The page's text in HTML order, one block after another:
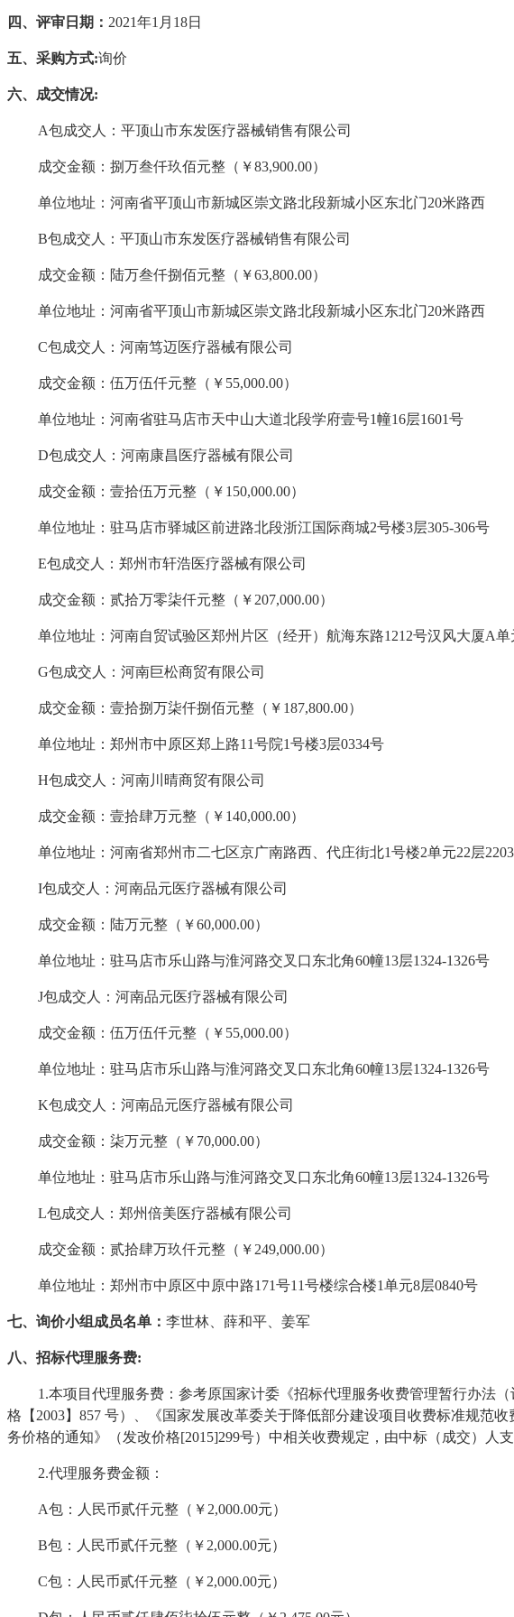
四、评审日期： 2021年1月18日
五、采购方式:询价
六、成交情况:
A包成交人：平顶山市东发医疗器械销售有限公司
成交金额：捌万叁仟玖佰元整（￥83,900.00）
单位地址：河南省平顶山市新城区崇文路北段新城小区东北门20米路西
B包成交人：平顶山市东发医疗器械销售有限公司
成交金额：陆万叁仟捌佰元整（￥63,800.00）
单位地址：河南省平顶山市新城区崇文路北段新城小区东北门20米路西
C包成交人：河南笃迈医疗器械有限公司
成交金额：伍万伍仟元整（￥ 55,000.00）
单位地址：河南省驻马店市天中山大道北段学府壹号1幢16层1601号
D包成交人：河南康昌医疗器械有限公司
成交金额：壹拾伍万元整（￥ 150,000.00）
单位地址：驻马店市驿城区前进路北段浙江国际商城2号楼3层305-306号
E包成交人：郑州市轩浩医疗器械有限公司
成交金额：贰拾万零柒仟元整（￥ 207,000.00）
单位地址：河南自贸试验区郑州片区（经开）航海东路1212号汉风大厦A单
G包成交人：河南巨松商贸有限公司
成交金额：壹拾捌万柒仟捌佰元整（￥ 187,800.00）
单位地址：郑州市中原区郑上路11号院1号楼3层0334号
H包成交人：河南川晴商贸有限公司
成交金额：壹拾肆万元整（￥ 140,000.00）
单位地址：河南省郑州市二七区京广南路西、代庄街北1号楼2单元22层
I包成交人：河南品元医疗器械有限公司
成交金额：陆万元整（￥60,000.00）
单位地址：驻马店市乐山路与淮河路交叉口东北角60幢13层1324-1326号
J包成交人：河南品元医疗器械有限公司
成交金额：伍万伍仟元整（￥ 55,000.00）
单位地址：驻马店市乐山路与淮河路交叉口东北角60幢13层1324-1326号
K包成交人：河南品元医疗器械有限公司
成交金额：柒万元整（￥ 70,000.00）
单位地址：驻马店市乐山路与淮河路交叉口东北角60幢13层1324-1326号
L包成交人：郑州倍美医疗器械有限公司
成交金额：贰拾肆万玖仟元整（￥ 249,000.00）
单位地址：郑州市中原区中原中路171号11号楼综合楼1单元8层0840号
七、询价小组成员名单： 李世林、薛和平、姜军
八、招标代理服务费:
1.本项目代理服务费：参考原国家计委《招标代理服务收费管理暂行办法
格【2003】857 号）、《国家发展改革委关于降低部分建设项目收费标准规范
务价格的通知》（发改价格[2015]299号）中相关收费规定，由中标（成交）人支
2.代理服务费金额：
A包：人民币贰仟元整（￥2,000.00元）
B包：人民币贰仟元整（￥2,000.00元）
C包：人民币贰仟元整（￥2,000.00元）